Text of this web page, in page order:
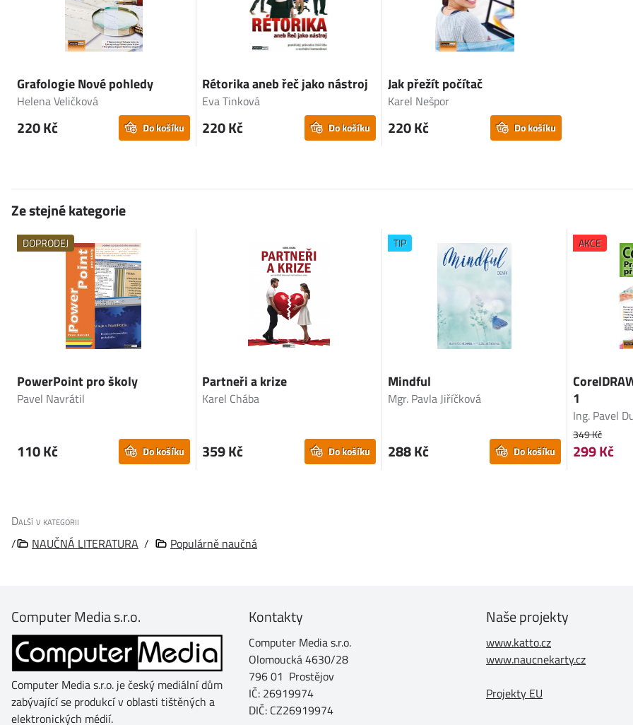
Grafologie Nové pohledy
Helena Veličková
220 Kč Do košíku
Rétorika aneb řeč jako nástroj
Eva Tinková
220 Kč Do košíku
Jak přežít počítač
Karel Nešpor
220 Kč Do košíku
Ze stejné kategorie
DOPRODEJ
PowerPoint pro školy
Pavel Navrátil
110 Kč Do košíku
Partneři a krize
Karel Chába
359 Kč Do košíku
TIP
Mindful
Mgr. Pavla Jiříčková
288 Kč Do košíku
AKCE
1
Ing. Pavel
349 Kč
299 Kč
Další v kategorii
/
NAUČNÁ LITERATURA / Populárně naučná
Computer Media s.r.o.
Computer Media s.r.o. je český mediální dům
zabývající se produkcí v oblasti tištěných a
elektronických médií.
Kontakty
Computer Media s.r.o.
Olomoucká 4630/28
796 01 Prostějov
IČ: 26919974
DIČ: CZ26919974
Naše projekty
www.katto.cz
www.naucnekarty.cz
Projekty EU